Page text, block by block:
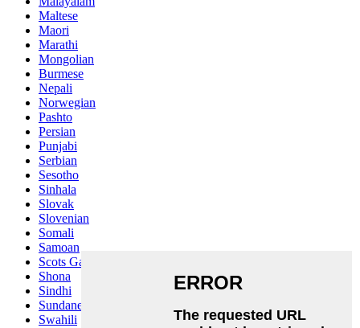
Maltese
Maori
Marathi
Mongolian
Burmese
Nepali
Norwegian
Pashto
Persian
Punjabi
Serbian
Sesotho
Sinhala
Slovak
Slovenian
Somali
Samoan
Scots Gaelic
Shona
Sindhi
Sundanese
Swahili